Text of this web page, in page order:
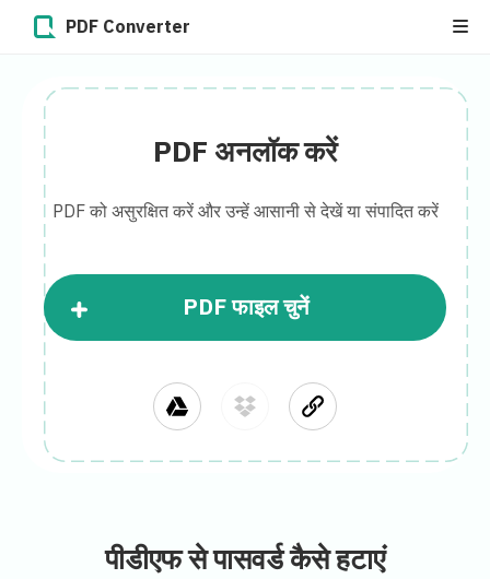
PDF Converter
PDF अनलॉक करें
PDF को असुरक्षित करें और उन्हें आसानी से देखें या संपादित करें
PDF फाइल चुनें
पीडीएफ से पासवर्ड कैसे हटाएं